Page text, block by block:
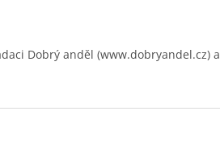
Dobrý anděl (www.dobryandel.cz) a